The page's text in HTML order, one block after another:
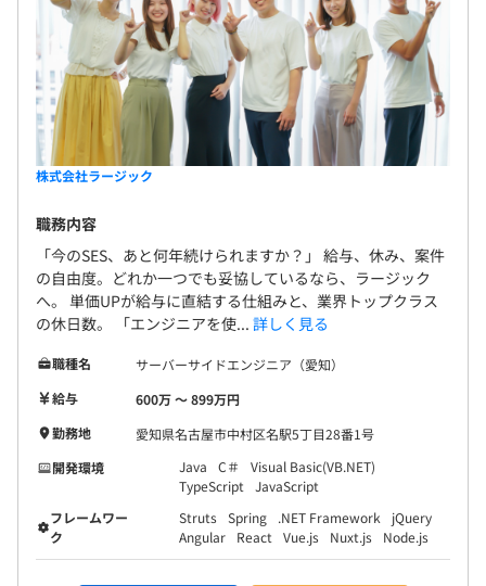
昇給査定年1回（4月）
無期雇用
試用期間有（労働条件変更無）
株式会社ラージック
職務内容
「今のSES、あと何年続けられますか？」 給与、休み、案件
の自由度。どれか一つでも妥協しているなら、ラージック
へ。 単価UPが給与に直結する仕組みと、業界トップクラス
の休日数。 「エンジニアを使... 詳しく見る
職種名
サーバーサイドエンジニア（愛知）
給与
600万 〜 899万円
勤務地
愛知県名古屋市中村区名駅5丁目28番1号
開発環境
Java C＃
Visual Basic(VB.NET)
TypeScript
JavaScript
フレームワー
ク
Struts Spring .NET Framework
jQuery
Angular
React Vue.js Nuxt.js Node.js